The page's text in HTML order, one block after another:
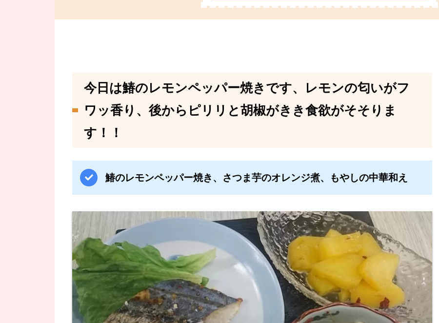
今日は鰆のレモンペッパー焼きです、レモンの匂いがフ
ワッ香り、後からピリリと胡椒がきき食欲がそそりま
す！！
鰆のレモンペッパー焼き、さつま芋のオレンジ煮、もやしの中華和え